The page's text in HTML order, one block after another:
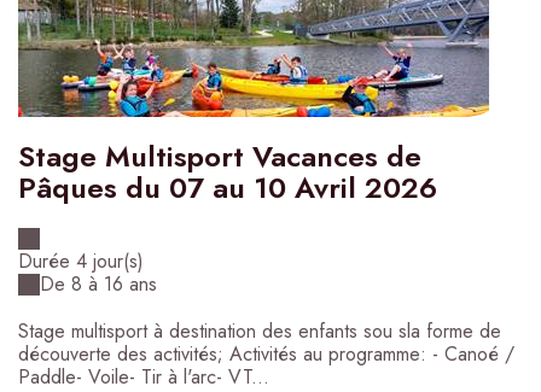
Stage Multisport Vacances de
Pâques du 07 au 10 Avril 2026
Durée 4 jour(s)
De 8 à 16 ans
Stage multisport à destination des enfants sou sla forme de
découverte des activités; Activités au programme: - Canoé /
Paddle- Voile- Tir à l'arc- VT...